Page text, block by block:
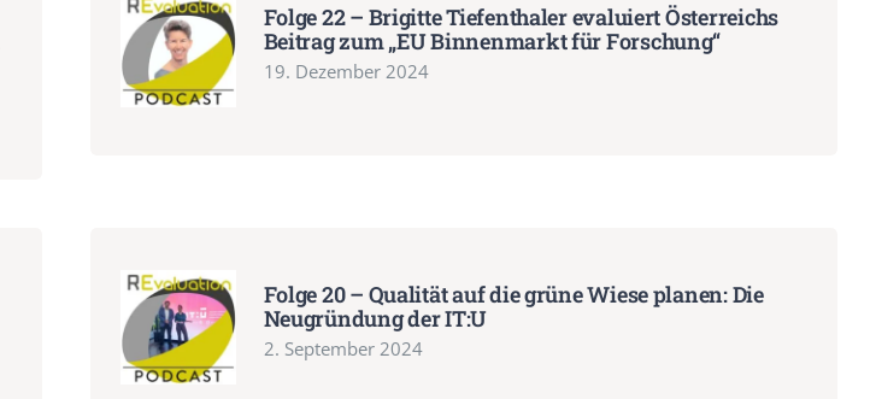
Folge 22 – Brigitte Tiefenthaler evaluiert Österreichs
Beitrag zum „EU Binnenmarkt für Forschung“
19. Dezember 2024
Folge 20 – Qualität auf die grüne Wiese planen: Die
Neugründung der IT:U
2. September 2024